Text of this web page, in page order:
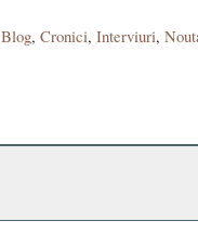
Blog, Cronici, Interviuri,